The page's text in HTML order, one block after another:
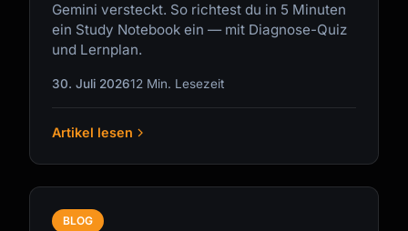
Gemini versteckt. So richtest du in 5 Minuten
ein Study Notebook ein — mit Diagnose-Quiz
und Lernplan.
30. Juli 202612 Min. Lesezeit
Artikel lesen
BLOG